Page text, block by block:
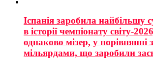
Іспанія заробила найбільшу
в історії чемпіонату світу-
однаково мізер, у порівнянні
мільярдами, що заробили